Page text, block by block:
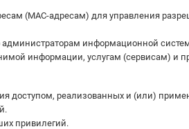
(МАС-адресам) для управления
администраторам информационной
информации, услугам (сервисам) и
доступом, реализованных и (или)
привилегий.